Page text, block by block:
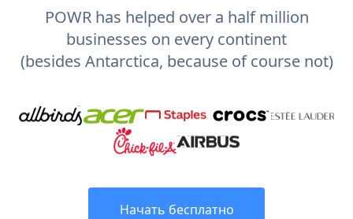
POWR has helped over a half million
businesses on every continent
(besides Antarctica, because of course not)
Начать бесплатно